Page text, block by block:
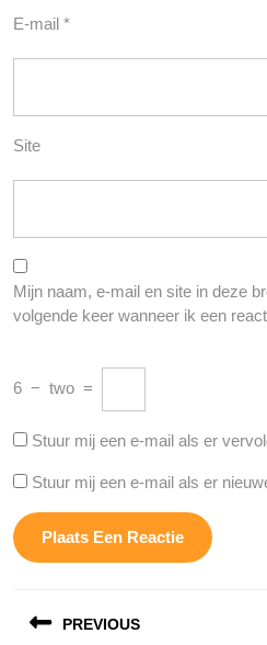
E-mail *
Site
Mijn naam, e-mail en site in deze
volgende keer wanneer ik een
6 − two =
Stuur mij een e-mail als er
Stuur mij een e-mail als er
PREVIOUS